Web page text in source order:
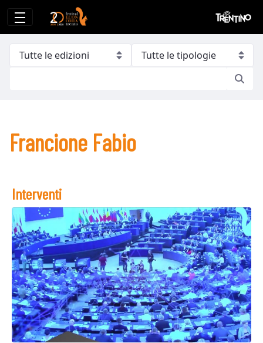
Francione Fabio
Francione Fabio
Interventi